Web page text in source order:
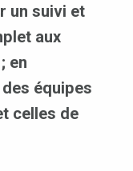
un suivi et
aux
en
équipes
celles de